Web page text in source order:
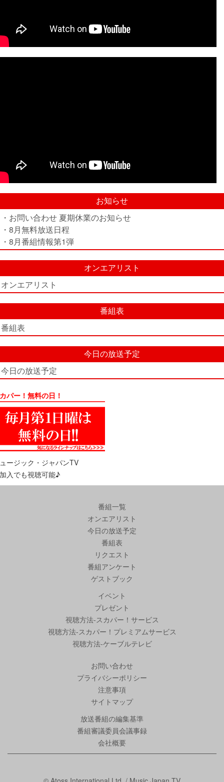
お知らせ
・お問い合わせ 夏期休業のお知らせ
・8月無料放送日程
・8月番組情報第1弾
オンエアリスト
オンエアリスト
番組表
番組表
今日の放送予定
今日の放送予定
パー！無料の日！
ージック・ジャパンTV
入でも視聴可能♪
番組一覧
オンエアリスト
今日の放送予定
番組表
リクエスト
番組アンケート
ゲストブック
イベント
プレゼント
視聴方法-スカパー！サービス
視聴方法-スカパー！プレミアムサービス
視聴方法-ケーブルテレビ
お問い合わせ
プライバシーポリシー
注意事項
サイトマップ
放送番組の編集基準
番組審議委員会議事録
会社概要